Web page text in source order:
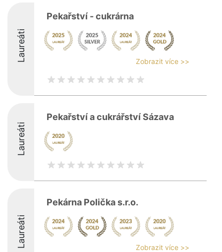
Laureáti
Pekařství - cukrárna
Zobrazit více >>
Laureáti
Pekařství a cukrářství Sázava
Laureáti
Pekárna Polička s.r.o.
Zobrazit více >>